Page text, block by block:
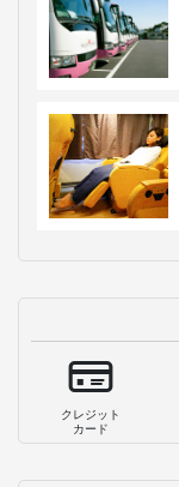
クレジット
カード